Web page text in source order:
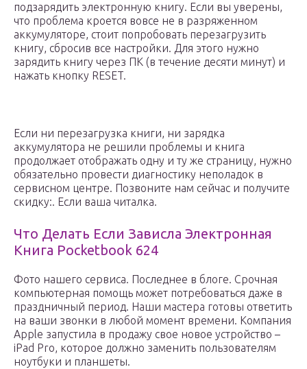
подзарядить электронную книгу. Если вы уверены,
что проблема кроется вовсе не в разряженном
аккумуляторе, стоит попробовать перезагрузить
книгу, сбросив все настройки. Для этого нужно
зарядить книгу через ПК (в течение десяти минут) и
нажать кнопку RESET.
Если ни перезагрузка книги, ни зарядка
аккумулятора не решили проблемы и книга
продолжает отображать одну и ту же страницу, нужно
обязательно провести диагностику неполадок в
сервисном центре. Позвоните нам сейчас и получите
скидку:. Если ваша читалка.
Что Делать Если Зависла Электронная
Книга Pocketbook 624
Фото нашего сервиса. Последнее в блоге. Срочная
компьютерная помощь может потребоваться даже в
праздничный период. Наши мастера готовы ответить
на ваши звонки в любой момент времени. Компания
Apple запустила в продажу свое новое устройство –
iPad Pro, которое должно заменить пользователям
ноутбуки и планшеты.